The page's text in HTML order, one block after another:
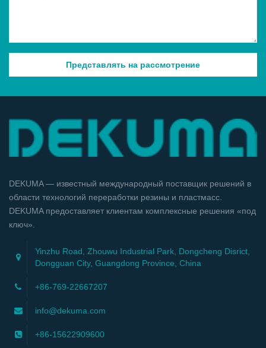
DEKUMA — известный международный поставщик решений в
области технологий переработки резины и пластмасс.
DEKUMA предоставляет клиентам комплексные решения «под
ключ».
Yinzhu Road, Zhouwu Industrial Park, Dongcheng Disrict,
Dongguan City, Guangdong Province, China
+86-769-22667207
info@dekuma.com
+86-15622909600